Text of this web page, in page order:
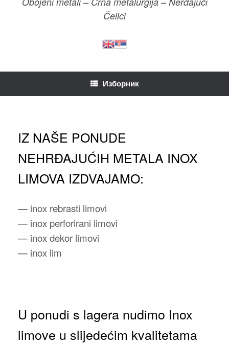
Čelici
Изборник
IZ NAŠE PONUDE
NEHRĐAJUĆIH METALA INOX
LIMOVA IZDVAJAMO:
— inox rebrasti limovi
— inox perforirani limovi
— inox dekor limovi
— inox lim
U ponudi s lagera nudimo Inox
limove u slijedećim kvalitetama